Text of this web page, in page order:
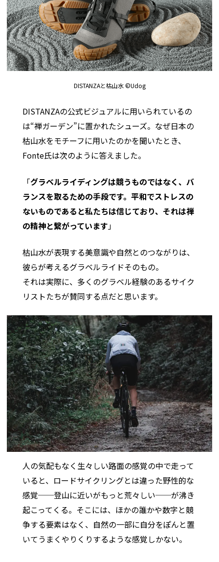
DISTANZAと枯山水 ©Udog
DISTANZAの公式ビジュアルに用いられているの
は“禅ガーデン”に置かれたシューズ。なぜ日本の
枯山水をモチーフに用いたのかを聞いたとき、
Fonte氏は次のように答えました。
「グラベルライディングは競うものではなく、バ
ランスを取るための手段です。平和でストレスの
ないものであると私たちは信じており、それは禅
の精神と繋がっています」
枯山水が表現する美意識や自然とのつながりは、
彼らが考えるグラベルライドそのもの。
それは実際に、多くのグラベル経験のあるサイク
リストたちが賛同する点だと思います。
人の気配もなく生々しい路面の感覚の中で走って
いると、ロードサイクリングとは違った野性的な
感覚──登山に近いがもっと荒々しい──が沸き
起こってくる。そこには、ほかの誰かや数字と競
争する要素はなく、自然の一部に自分をぽんと置
いてうまくやりくりするような感覚しかない。